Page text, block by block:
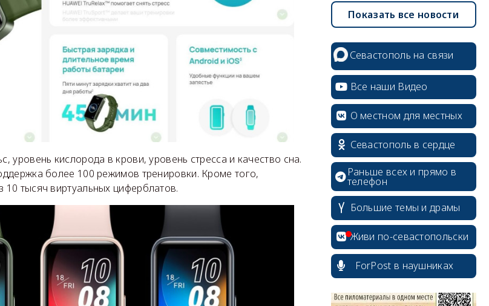
уровень кислорода в крови, уровень стресса и качество сна.
более 100 режимов тренировки. Кроме того,
10 тысяч виртуальных циферблатов.
Показать все новости
Севастополь на связи
Все наши Видео
О местном для местных
Севастополь в сердце
Раньше всех и прямо в
телефон
Большие темы и драмы
Живи по-севастопольски
ForPost в наушниках
erid: 2SDnjcrDNw6